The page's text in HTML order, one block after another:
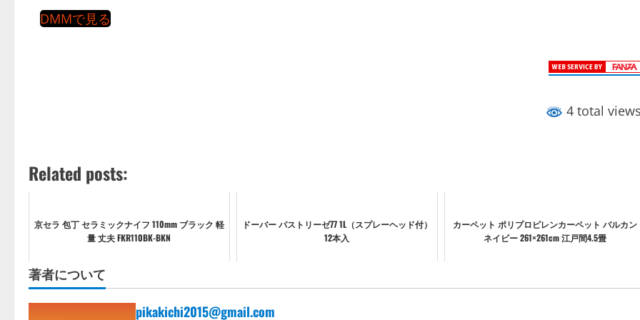
DMMで見る
4 total
Related posts:
京セラ 包丁 セラミックナイフ 110mm ブラック 軽
量 丈夫 FKR110BK-BKN
ドーバー パストリーゼ77 1L（スプレーヘッド付）
12本入
カーペット ポリプロピレンカーペット バルカン
ネイビー 261×261cm 江戸間4.5畳
著者について
pikakichi2015@gmail.com